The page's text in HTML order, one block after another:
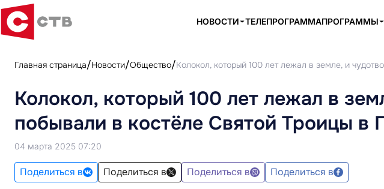
НОВОСТИ ТЕЛЕПРОГРАММАПРОГРАММЫ
Главная страница Новости Общество Колокол, который 100 лет лежал в земле, и
Колокол, который 100 лет лежал в
побывали в костёле Святой Троицы в
04 марта 2025 07:20
Поделиться в Поделиться в Поделиться в Поделиться в